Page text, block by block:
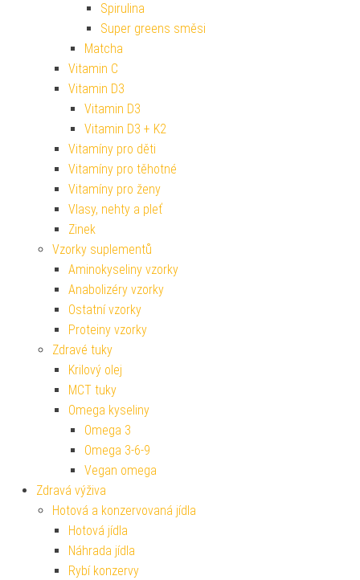
Spirulina
Super greens směsi
Matcha
Vitamin C
Vitamin D3
Vitamin D3
Vitamin D3 + K2
Vitamíny pro děti
Vitamíny pro těhotné
Vitamíny pro ženy
Vlasy, nehty a pleť
Zinek
Vzorky suplementů
Aminokyseliny vzorky
Anabolizéry vzorky
Ostatní vzorky
Proteiny vzorky
Zdravé tuky
Krilový olej
MCT tuky
Omega kyseliny
Omega 3
Omega 3-6-9
Vegan omega
Zdravá výživa
Hotová a konzervovaná jídla
Hotová jídla
Náhrada jídla
Rybí konzervy